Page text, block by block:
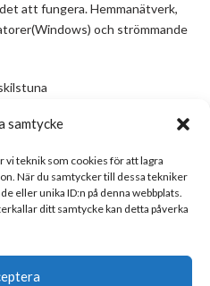
samtycke
vi teknik som cookies för att lagra
När du samtycker till dessa tekniker
eller unika ID:n på denna webbplats.
ditt samtycke kan detta påverka
att fungera. Hemmanätverk,
och strömmande
som en guide, inte en manual. Om
eller är felaktig, skicka gärna ett